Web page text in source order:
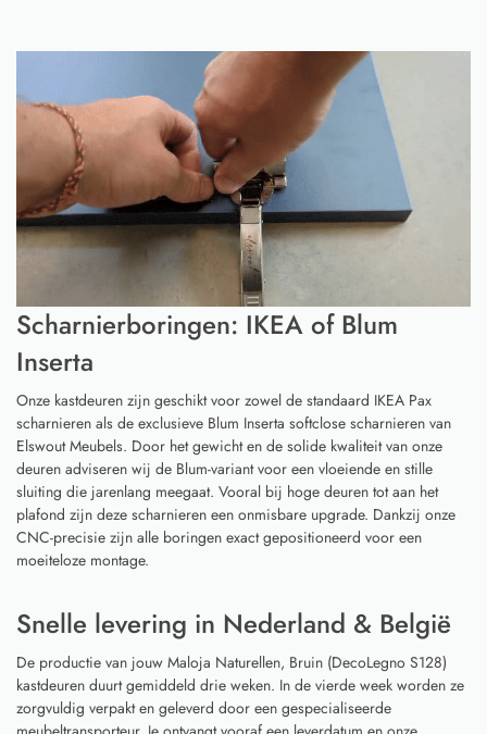
Scharnierboringen: IKEA of Blum
Inserta
Onze kastdeuren zijn geschikt voor zowel de standaard IKEA Pax
scharnieren als de exclusieve Blum Inserta softclose scharnieren van
Elswout Meubels. Door het gewicht en de solide kwaliteit van onze
deuren adviseren wij de Blum-variant voor een vloeiende en stille
sluiting die jarenlang meegaat. Vooral bij hoge deuren tot aan het
plafond zijn deze scharnieren een onmisbare upgrade. Dankzij onze
CNC-precisie zijn alle boringen exact gepositioneerd voor een
moeiteloze montage.
Snelle levering in Nederland & België
De productie van jouw Maloja Naturellen, Bruin (DecoLegno S128)
kastdeuren duurt gemiddeld drie weken. In de vierde week worden ze
zorgvuldig verpakt en geleverd door een gespecialiseerde